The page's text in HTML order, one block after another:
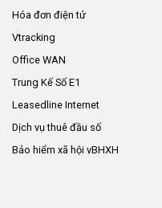
Hóa đơn điện tử
Vtracking
Office WAN
Trung Kế Số E1
Leasedline Internet
Dịch vụ thuê đầu số
Bảo hiểm xã hội vBHXH